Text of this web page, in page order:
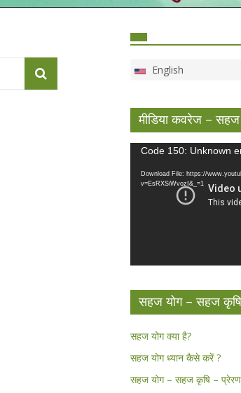
English
मीडिया कवरेज –
Video
Code 150: Unknown
Download File: https://
v=EsRXSiWvozI&_=1
सहज योग – सहज कृषि
सहज योग क्या है?
सहज योग ध्यान कैसे करें ?
सहज योग – सहज कृषि –